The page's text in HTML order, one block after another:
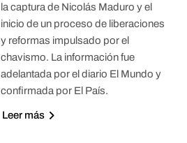
la captura de Nicolás Maduro y el
inicio de un proceso de liberaciones
y reformas impulsado por el
chavismo. La información fue
adelantada por el diario El Mundo y
confirmada por El País.
Leer más